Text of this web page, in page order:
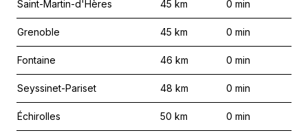
Saint-Martin-d'Hères 45 km 0 min
Grenoble 45 km 0 min
Fontaine 46 km 0 min
Seyssinet-Pariset 48 km 0 min
Échirolles 50 km 0 min